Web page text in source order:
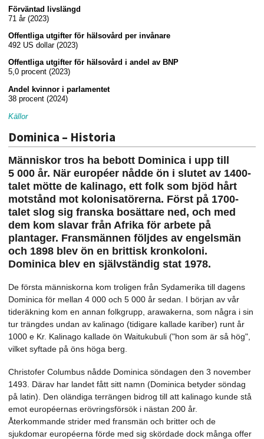
Förväntad livslängd
71 år (2023)
Offentliga utgifter för hälsovård per invånare
492 US dollar (2023)
Offentliga utgifter för hälsovård i andel av BNP
5,0 procent (2023)
Andel kvinnor i parlamentet
38 procent (2024)
Källor
Dominica – Historia
Människor tros ha bebott Dominica i upp till
5 000 år. När européer nådde ön i slutet av 1400-
talet mötte de kalinago, ett folk som bjöd hårt
motstånd mot kolonisatörerna. Först på 1700-
talet slog sig franska bosättare ned, och med
dem kom slavar från Afrika för arbete på
plantager. Fransmännen följdes av engelsmän
och 1898 blev ön en brittisk kronkoloni.
Dominica blev en självständig stat 1978.
De första människorna kom troligen från Sydamerika till dagens
Dominica för mellan 4 000 och 5 000 år sedan. I början av vår
tideräkning kom en annan folkgrupp, arawakerna, som några i sin
tur trängdes undan av kalinago (tidigare kallade kariber) runt år
1000 e Kr. Kalinago kallade ön Waitukubuli ("hon som är så hög",
vilket syftade på öns höga berg.
Christofer Columbus nådde Dominica söndagen den 3 november
1493. Därav har landet fått sitt namn (Dominica betyder söndag
på latin). Den oländiga terrängen bidrog till att kalinago kunde stå
emot européernas erövringsförsök i nästan 200 år.
Återkommande strider med fransmän och britter och de
sjukdomar européerna förde med sig skördade dock många offer